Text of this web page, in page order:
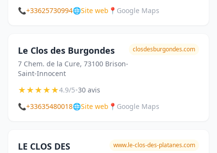
📞+33625730994🌐Site web 📍 Google Maps
Le Clos des Burgondes
7 Chem. de la Cure, 73100 Brison-
Saint-Innocent
closdesburgondes.com
★★★★★4.9/5•30 avis
📞+33635480018🌐Site web 📍 Google Maps
LE CLOS DES
www.le-clos-des-platanes.com